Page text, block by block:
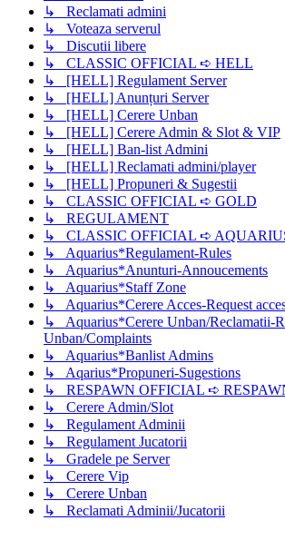
↳ Reclamati admini
↳ Voteaza serverul
↳ Discutii libere
↳ CLASSIC OFFICIAL ➪ HELL
↳ [HELL] Regulament Server
↳ [HELL] Anunțuri Server
↳ [HELL] Cerere Unban
↳ [HELL] Cerere Admin & Slot & VIP
↳ [HELL] Ban-list Admini
↳ [HELL] Reclamati admini/player
↳ [HELL] Propuneri & Sugestii
↳ CLASSIC OFFICIAL ➪ GOLD
↳ REGULAMENT
↳ CLASSIC OFFICIAL ➪
↳ Aquarius*Regulament-Rules
↳ Aquarius*Anunturi-Annoucements
↳ Aquarius*Staff Zone
↳ Aquarius*Cerere Acces-Request
↳ Aquarius*Cerere Unban/Reclamatii-
Unban/Complaints
↳ Aquarius*Banlist Admins
↳ Aqarius*Propuneri-Sugestions
↳ RESPAWN OFFICIAL ➪
↳ Cerere Admin/Slot
↳ Regulament Adminii
↳ Regulament Jucatorii
↳ Gradele pe Server
↳ Cerere Vip
↳ Cerere Unban
↳ Reclamati Adminii/Jucatorii